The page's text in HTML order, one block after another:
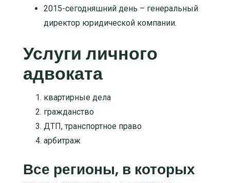
2015-сегодняшний день – генеральный
директор юридической компании.
Услуги личного
адвоката
квартирные дела
гражданство
ДТП, транспортное право
арбитраж
Все регионы, в которых